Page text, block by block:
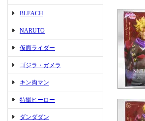
BLEACH
NARUTO
仮面ライダー
ゴジラ・ガメラ
キン肉マン
特撮ヒーロー
ダンダダン